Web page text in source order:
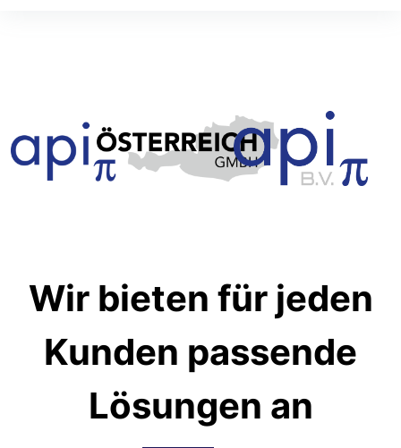
Wir bieten für jeden
Kunden passende
Lösungen an